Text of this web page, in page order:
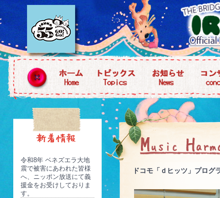
令和8年 ベネズエラ大地
震で被害にあわれた皆様
へ、ニッポン放送にて義
援金をお受けしておりま
す。
ドコモ「ｄヒッツ」プログ